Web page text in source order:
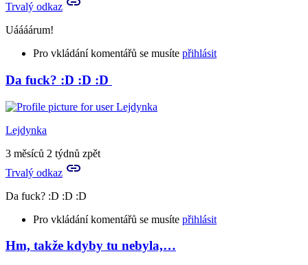
Trvalý odkaz
Uáááárum!
Pro vkládání komentářů se musíte přihlásit
In
reply
to
Burárum!!!
by
Tora
Da fuck? :D :D :D
Lejdynka
3 měsíců 2 týdnů zpět
Trvalý odkaz
Da fuck? :D :D :D
Pro vkládání komentářů se musíte přihlásit
Hm, takže kdyby tu nebyla,…